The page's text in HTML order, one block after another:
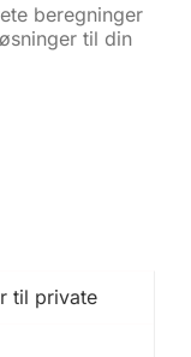
beregninger
til din
til private